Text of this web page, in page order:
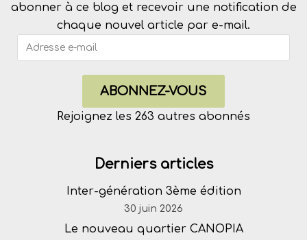
abonner à ce blog et recevoir une notification de
chaque nouvel article par e-mail.
ABONNEZ-VOUS
Rejoignez les 263 autres abonnés
Derniers articles
Inter-génération 3ème édition
30 juin 2026
Le nouveau quartier CANOPIA